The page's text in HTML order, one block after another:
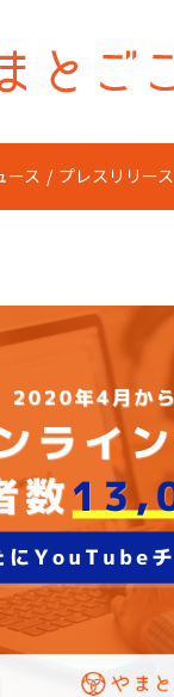
ース プレスリリース